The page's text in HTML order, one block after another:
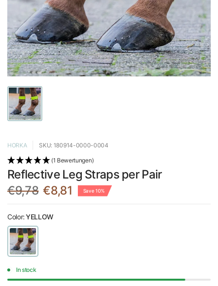
HORKA SKU: 180914-0000-0004
(1 Bewertungen)
Reflective Leg Straps per Pair
€9,78 €8,81 Save 10%
Color:YELLOW
In stock